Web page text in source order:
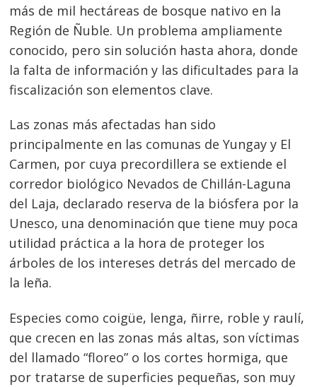
más de mil hectáreas de bosque nativo en la
Región de Ñuble. Un problema ampliamente
conocido, pero sin solución hasta ahora, donde
la falta de información y las dificultades para la
fiscalización son elementos clave.
Las zonas más afectadas han sido
principalmente en las comunas de Yungay y El
Carmen, por cuya precordillera se extiende el
corredor biológico Nevados de Chillán-Laguna
del Laja, declarado reserva de la biósfera por la
Unesco, una denominación que tiene muy poca
utilidad práctica a la hora de proteger los
árboles de los intereses detrás del mercado de
la leña.
Especies como coigüe, lenga, ñirre, roble y raulí,
que crecen en las zonas más altas, son víctimas
del llamado “floreo” o los cortes hormiga, que
por tratarse de superficies pequeñas, son muy